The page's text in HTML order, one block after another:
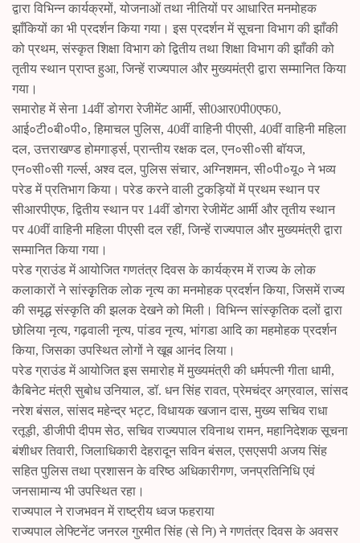
द्वारा विभिन्न कार्यक्रमों, योजनाओं तथा नीतियों पर आधारित मनमोहक
झाँकियों का भी प्रदर्शन किया गया। इस प्रदर्शन में सूचना विभाग की झाँकी
को प्रथम, संस्कृत शिक्षा विभाग को द्वितीय तथा शिक्षा विभाग की झाँकी को
तृतीय स्थान प्राप्त हुआ, जिन्हें राज्यपाल और मुख्यमंत्री द्वारा सम्मानित किया
गया।
समारोह में सेना 14वीं डोगरा रेजीमेंट आर्मी, सी0आर0पी0एफ0,
आई०टी०बी०पी०, हिमाचल पुलिस, 40वीं वाहिनी पीएसी, 40वीं वाहिनी महिला
दल, उत्तराखण्ड होमगार्ड्स, प्रान्तीय रक्षक दल, एन०सी०सी बॉयज,
एन०सी०सी गर्ल्स, अश्व दल, पुलिस संचार, अग्निशमन, सी०पी०यू० ने भव्य
परेड में प्रतिभाग किया। परेड करने वाली टुकड़ियों में प्रथम स्थान पर
सीआरपीएफ, द्वितीय स्थान पर 14वीं डोगरा रेजीमेंट आर्मी और तृतीय स्थान
पर 40वीं वाहिनी महिला पीएसी दल रहीं, जिन्हें राज्यपाल और मुख्यमंत्री द्वारा
सम्मानित किया गया।
परेड ग्राउंड में आयोजित गणतंत्र दिवस के कार्यक्रम में राज्य के लोक
कलाकारों ने सांस्कृृतिक लोक नृत्य का मनमोहक प्रदर्शन किया, जिसमें राज्य
की समृद्ध संस्कृति की झलक देखने को मिली। विभिन्न सांस्कृतिक दलों द्वारा
छोलिया नृत्य, गढ़वाली नृत्य, पांडव नृत्य, भांगडा आदि का महमोहक प्रदर्शन
किया, जिसका उपस्थित लोगों ने खूब आनंद लिया।
परेड ग्राउंड में आयोजित इस समारोह में मुख्यमंत्री की धर्मपत्नी गीता धामी,
कैबिनेट मंत्री सुबोध उनियाल, डॉ. धन सिंह रावत, प्रेमचंद्र अग्रवाल, सांसद
नरेश बंसल, सांसद महेन्द्र भट्ट, विधायक खजान दास, मुख्य सचिव राधा
रतूड़ी, डीजीपी दीपम सेठ, सचिव राज्यपाल रविनाथ रामन, महानिदेशक सूचना
बंशीधर तिवारी, जिलाधिकारी देहरादून सविन बंसल, एसएसपी अजय सिंह
सहित पुलिस तथा प्रशासन के वरिष्ठ अधिकारीगण, जनप्रतिनिधि एवं
जनसामान्य भी उपस्थित रहा।
राज्यपाल ने राजभवन में राष्ट्रीय ध्वज फहराया
राज्यपाल लेफ्टिनेंट जनरल गुरमीत सिंह (से नि) ने गणतंत्र दिवस के अवसर